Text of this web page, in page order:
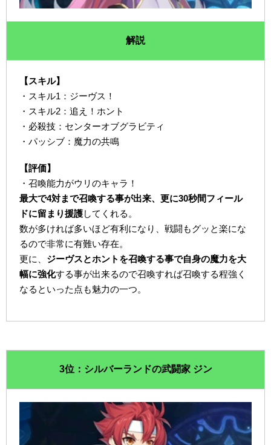
解説
【スキル】
・スキル1：ジーヴス！
・スキル2：追え！ホント
・必殺技：センターオブグラビティ
・パッシブ：魔力の共鳴
【評価】
・召喚能力がウリのキャラ！
最大で4対まで召喚する事が出来、更に30秒間フィール
ドに留まり援護してくれる。
数が多ければ多いほど有利になり、戦闘もグッと楽にな
るので非常に有難い存在。
更に、 ジーヴスとホントを召喚する事で自身の魔力を大
幅に強化する事が出来るので召喚すれば召喚する程強く
なるといった点も魅力の一つ。
3位：シルバーランドの武闘家 ジン